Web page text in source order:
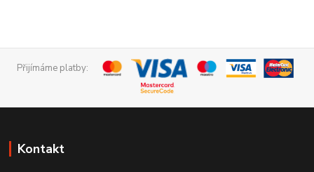
Přijímáme platby:
Kontakt